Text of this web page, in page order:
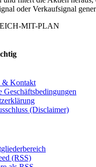
oder Verkaufsignal
MIT-PLAN
& Kontakt
Geschäftsbedingungen
(Disclaimer)
(RSS)